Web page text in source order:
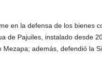
en la defensa de los bienes
de Pajuiles, instalado desde
además, defendió la